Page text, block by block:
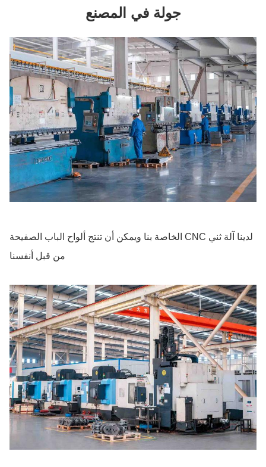
جولة في المصنع
لدينا آلة ثني CNC الخاصة بنا ويمكن أن تنتج ألواح الباب الصفيحة
من قبل أنفسنا